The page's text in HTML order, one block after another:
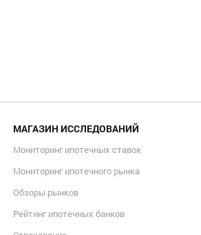
МАГАЗИН ИССЛЕДОВАНИЙ
Мониторинг ипотечных ставок
Мониторинг ипотечного рынка
Обзоры рынков
Рейтинг ипотечных банков